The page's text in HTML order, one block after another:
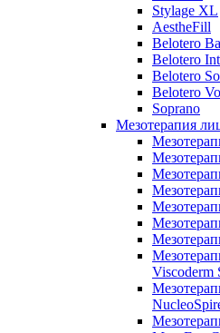
Stylage XL
AestheFill
Belotero
Belotero
Belotero
Belotero
Soprano
Мезотерапия
Viscoderm